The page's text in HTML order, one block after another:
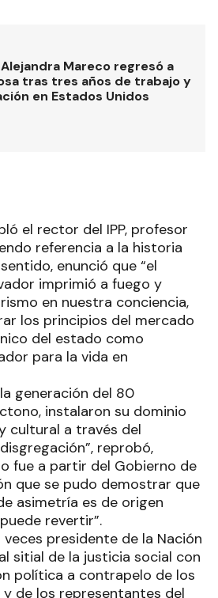
Mareco regresó a
tras tres años de trabajo y
en Estados Unidos
el rector del IPP, profesor
referencia a la historia
enunció que “el
imprimió a fuego y
en nuestra conciencia,
los principios del mercado
del estado como
para la vida en
generación del 80
instalaron su dominio
cultural a través del
reprobó,
fue a partir del Gobierno de
que se pudo demostrar que
asimetría es de origen
revertir”.
veces presidente de la Nación
sitial de la justicia social con
política a contrapelo de los
de los representantes del